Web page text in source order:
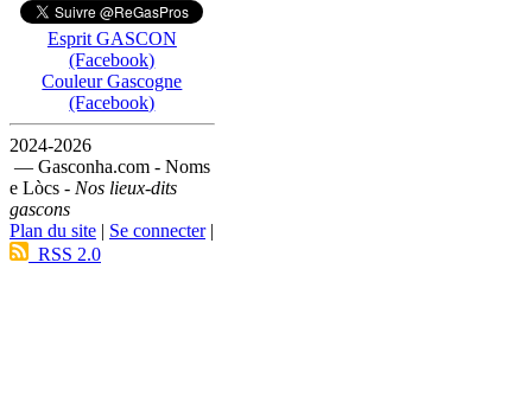
Esprit GASCON
(Facebook)
Couleur Gascogne
(Facebook)
2024-2026
— Gasconha.com - Noms
e Lòcs - Nos lieux-dits
gascons
Plan du site | Se connecter|
RSS 2.0